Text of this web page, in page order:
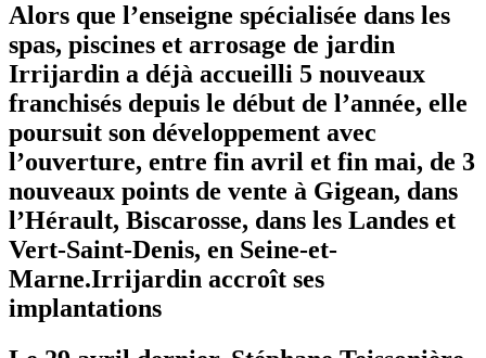
Alors que l’enseigne spécialisée dans les
spas, piscines et arrosage de jardin
Irrijardin a déjà accueilli 5 nouveaux
franchisés depuis le début de l’année, elle
poursuit son développement avec
l’ouverture, entre fin avril et fin mai, de 3
nouveaux points de vente à Gigean, dans
l’Hérault, Biscarosse, dans les Landes et
Vert-Saint-Denis, en Seine-et-
Marne.Irrijardin accroît ses
implantations